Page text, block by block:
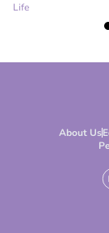
Life
About Us